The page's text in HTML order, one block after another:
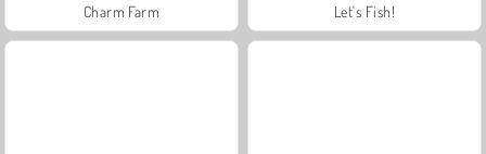
Charm Farm Let's Fish!